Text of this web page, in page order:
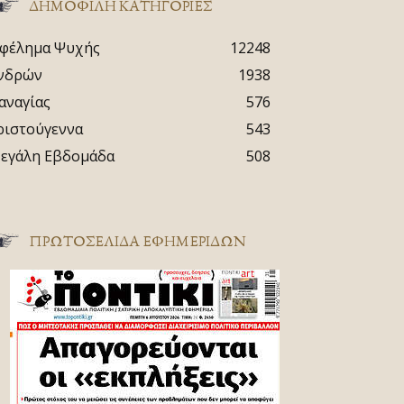
ΔΗΜΟΦΙΛΗ ΚΑΤΗΓΟΡΙΕΣ
Ψυχής
12248
1938
576
543
Εβδομάδα
508
ΠΡΩΤΟΣΈΛΙΔΑ ΕΦΗΜΕΡΊΔΩΝ